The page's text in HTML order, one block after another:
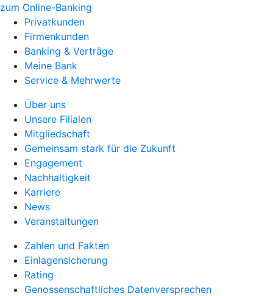
zum Online-Banking
Privatkunden
Firmenkunden
Banking & Verträge
Meine Bank
Service & Mehrwerte
Über uns
Unsere Filialen
Mitgliedschaft
Gemeinsam stark für die Zukunft
Engagement
Nachhaltigkeit
Karriere
News
Veranstaltungen
Zahlen und Fakten
Einlagensicherung
Rating
Genossenschaftliches Datenversprechen